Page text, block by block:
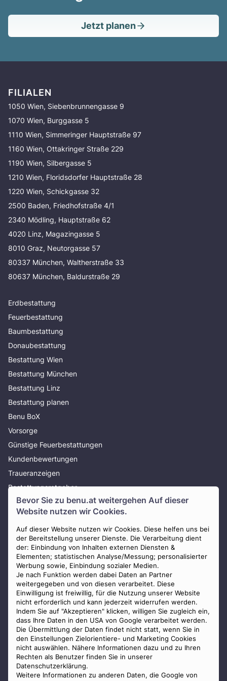
Bevor Sie zu benu.at weitergehen Auf dieser
Website nutzen wir Cookies.
Auf dieser Website nutzen wir Cookies. Diese helfen uns bei
der Bereitstellung unserer Dienste. Die Verarbeitung dient
der: Einbindung von Inhalten externen Diensten &
Elementen; statistischen Analyse/Messung; personalisierter
Werbung sowie, Einbindung sozialer Medien.
Je nach Funktion werden dabei Daten an Partner
weitergegeben und von diesen verarbeitet. Diese
Einwilligung ist freiwillig, für die Nutzung unserer Website
nicht erforderlich und kann jederzeit widerrufen werden.
Indem Sie auf "Akzeptieren" klicken, willigen Sie zugleich ein,
dass Ihre Daten in den USA von Google verarbeitet werden.
Die Übermittlung der Daten findet nicht statt, wenn Sie in
den Einstellungen Zielorientiere- und Marketing Cookies
nicht auswählen. Nähere Informationen dazu und zu Ihren
Rechten als Benutzer finden Sie in unserer
Datenschutzerklärung.
Weitere Informationen zu anderen Daten, die Google von
Jetzt planen
FILIALEN
1050 Wien, Siebenbrunnengasse 9
1070 Wien, Burggasse 5
1110 Wien, Simmeringer Hauptstraße 97
1160 Wien, Ottakringer Straße 229
1190 Wien, Silbergasse 5
1210 Wien, Floridsdorfer Hauptstraße 28
1220 Wien, Schickgasse 32
2500 Baden, Friedhofstraße 4/1
2340 Mödling, Hauptstraße 62
4020 Linz, Magazingasse 5
8010 Graz, Neutorgasse 57
80337 München, Waltherstraße 33
80637 München, Baldurstraße 29
Erdbestattung
Feuerbestattung
Baumbestattung
Donaubestattung
Bestattung Wien
Bestattung München
Bestattung Linz
Bestattung planen
Benu BoX
Vorsorge
Günstige Feuerbestattungen
Kundenbewertungen
Traueranzeigen
Bestattungsratgeber
Über uns
Presse
AGB
Impressum
Datenschutz
Widerrufsbelehrung
Zahlungsmöglichkeiten
Staatlich geprüfter